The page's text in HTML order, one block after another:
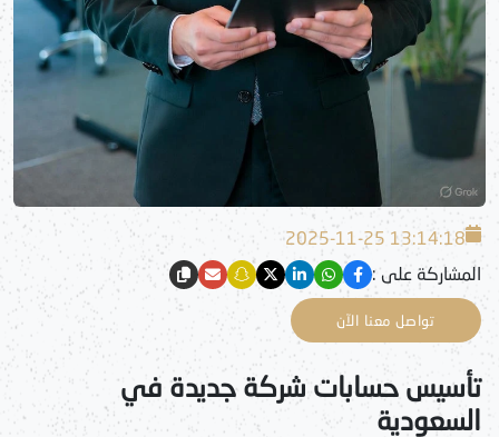
2025-11-25 13:14:18
المشاركة على :
تواصل معنا الآن
تأسيس حسابات شركة جديدة في
السعودية